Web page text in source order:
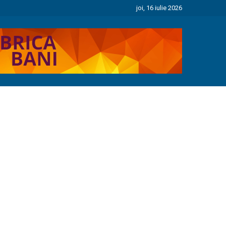
joi, 16 iulie 2026